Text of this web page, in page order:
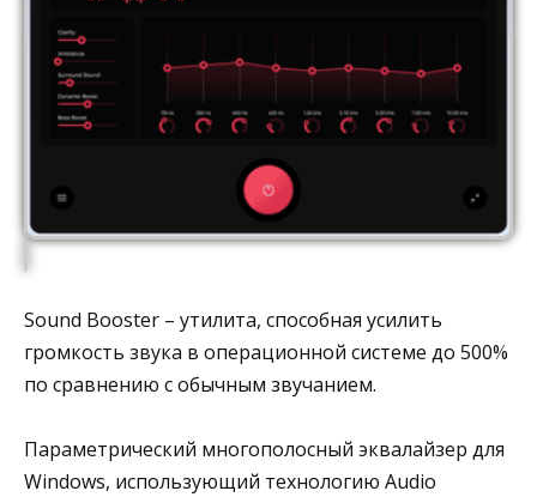
Sound Booster – утилита, способная усилить
громкость звука в операционной системе до 500%
по сравнению с обычным звучанием.
Параметрический многополосный эквалайзер для
Windows, использующий технологию Audio